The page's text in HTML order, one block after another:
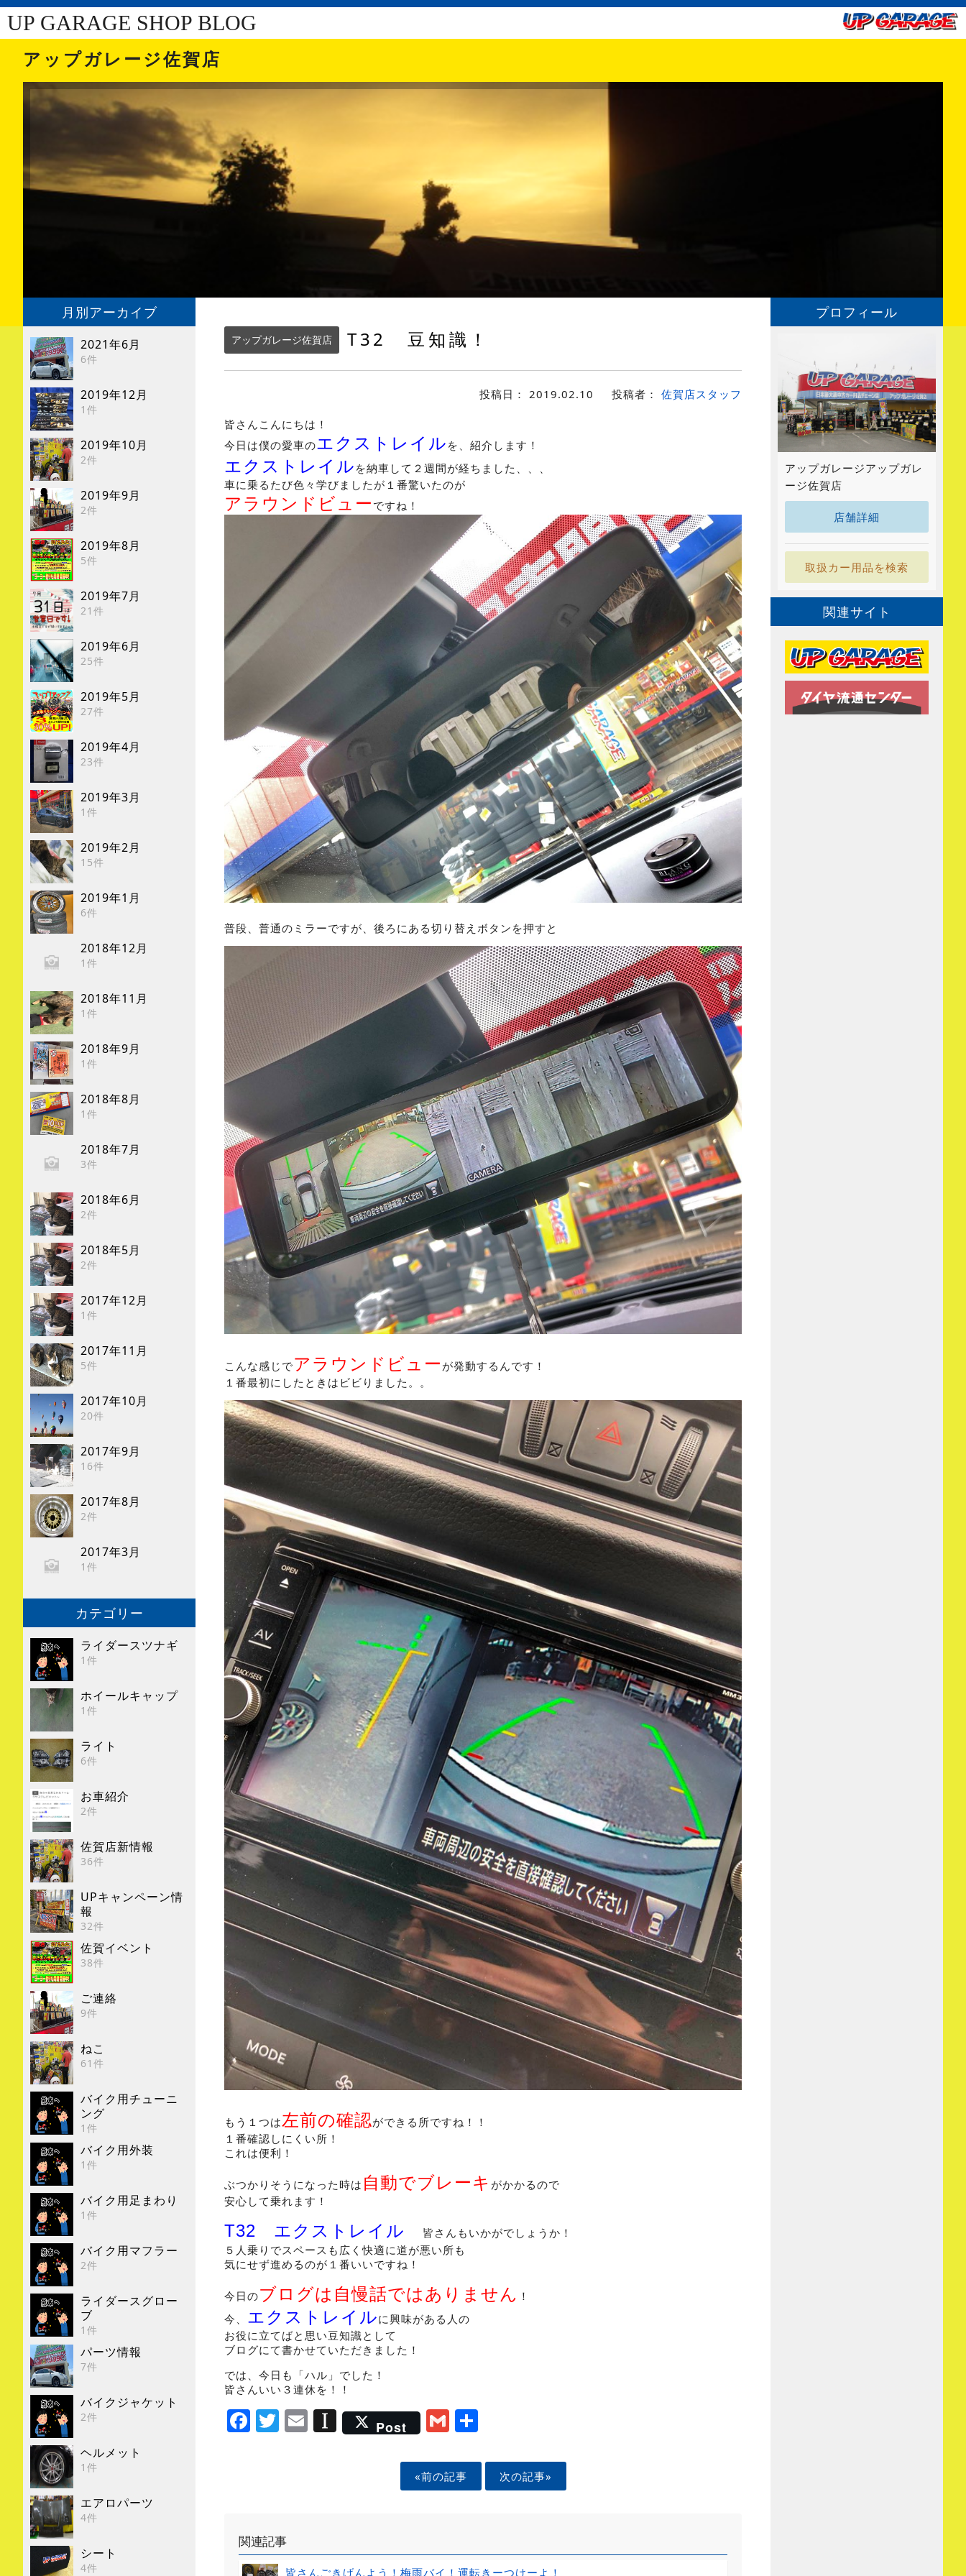
UP GARAGE SHOP BLOG
アップガレージ佐賀店
月別アーカイブ
2021年6月
6件
2019年12月
1件
2019年10月
2件
2019年9月
2件
2019年8月
5件
2019年7月
21件
2019年6月
25件
2019年5月
27件
2019年4月
23件
2019年3月
1件
2019年2月
15件
2019年1月
6件
2018年12月
1件
2018年11月
1件
2018年9月
1件
2018年8月
1件
2018年7月
3件
2018年6月
2件
2018年5月
2件
2017年12月
1件
2017年11月
5件
2017年10月
20件
2017年9月
16件
2017年8月
2件
2017年3月
1件
カテゴリー
ライダースツナギ
1件
ホイールキャップ
1件
ライト
6件
お車紹介
2件
佐賀店新情報
36件
UPキャンペーン情
報
32件
佐賀イベント
38件
ご連絡
9件
ねこ
61件
バイク用チューニ
ング
1件
バイク用外装
1件
バイク用足まわり
1件
バイク用マフラー
2件
ライダースグロー
ブ
1件
パーツ情報
7件
バイクジャケット
2件
ヘルメット
1件
エアロパーツ
4件
シート
4件
アップガレージ佐賀店 T32 豆知識！
投稿日： 2019.02.10 投稿者： 佐賀店スタッフ
皆さんこんにちは！
今日は僕の愛車のエクストレイル を、紹介します！
エクストレイル を納車して２週間が経ちました、、、
車に乗るたび色々学びましたが１番驚いたのが
アラウンドビュー ですね！
普段、普通のミラーですが、後ろにある切り替えボタンを押すと
こんな感じでアラウンドビュー が発動するんです！
１番最初にしたときはビビりました。。
もう１つは左前の確認ができる所ですね！！
１番確認しにくい所！
これは便利！
ぶつかりそうになった時は 自動でブレーキ がかかるので
安心して乗れます！
T32 エクストレイル
皆さんもいかがでしょうか！
５人乗りでスペースも広く快適に道が悪い所も
気にせず進めるのが１番いいですね！
今日のブログは自慢話ではありません ！
今、 エクストレイルに興味がある人の
お役に立てばと思い豆知識として
ブログにて書かせていただきました！
では、今日も「ハル」でした！
皆さんいい３連休を！！
Facebook
Twitter
EmailInstapaper
Post Gmail
«前の記事 次の記事»
関連記事
皆さんごきげんよう！梅雨バイ！運転きーつけーよ！
プロフィール
アップガレージアップガレ
ージ佐賀店
店舗詳細
取扱カー用品を検索
関連サイト